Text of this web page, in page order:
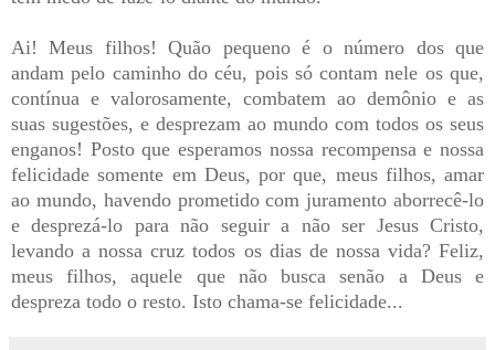
Ai! Meus filhos! Quão pequeno é o número dos que
andam pelo caminho do céu, pois só contam nele os que,
contínua e valorosamente, combatem ao demônio e as
suas sugestões, e desprezam ao mundo com todos os seus
enganos! Posto que esperamos nossa recompensa e nossa
felicidade somente em Deus, por que, meus filhos, amar
ao mundo, havendo prometido com juramento aborrecê-lo
e desprezá-lo para não seguir a não ser Jesus Cristo,
levando a nossa cruz todos os dias de nossa vida? Feliz,
meus filhos, aquele que não busca senão a Deus e
despreza todo o resto. Isto chama-se felicidade...